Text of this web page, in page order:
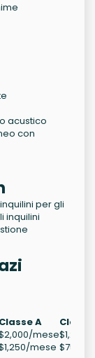
acustico
con
per gli
inquilini
Classe A
Classe
mese
mese $750/